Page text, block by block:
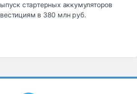
стартерных аккумуляторов
в 380 млн руб.